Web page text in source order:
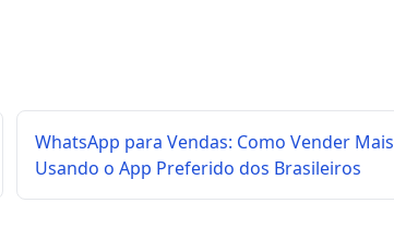
WhatsApp para Vendas: Como Vender Mais
Usando o App Preferido dos Brasileiros